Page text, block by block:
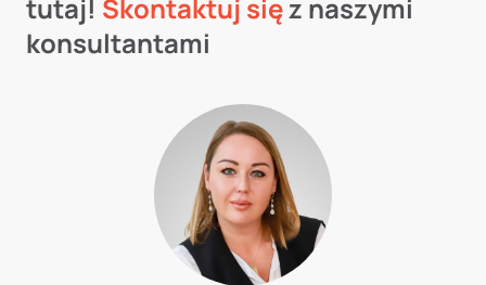
tutaj! Skontaktuj sięz naszymi
konsultantami